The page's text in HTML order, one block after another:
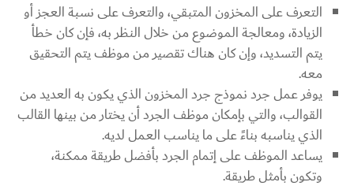
التعرف على المخزون المتبقي، والتعرف على نسبة العجز أو
الزيادة، ومعالجة الموضوع من خلال النظر به، فإن كان خطأ
يتم التسديد، وإن كان هناك تقصير من موظف يتم التحقيق
معه.
يوفر عمل جرد نموذج جرد المخزون الذي يكون به العديد من
القوالب، والتي بإمكان موظف الجرد أن يختار من بينها القالب
الذي يناسبه بناءً على ما يناسب العمل لديه.
يساعد الموظف على إتمام الجرد بأفضل طريقة ممكنة،
وتكون بأمثل طريقة.